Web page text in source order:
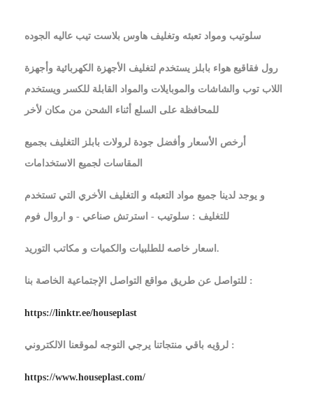
سلوتيب ومواد تعبئه وتغليف هاوس بلاست تيب عاليه الجوده
رول فقاقيع هواء بابلز يستخدم لتغليف الأجهزة الكهربائية وأجهزة
اللاب توب والشاشات والموبايلات والمواد القابلة للكسر ويستخدم
للمحافظة على السلع أثناء الشحن من مكان لأخر
أرخص الأسعار وأفضل جودة لرولات بابلز التغليف بجميع
المقاسات لجميع الاستخدامات
و يوجد لدينا جميع مواد التعبئه و التغليف الأخري التي تستخدم
للتغليف : سلوتيب - استرتش صناعي - و اروال فوم
اسعار خاصه للطلبيات والكميات و مكاتب التوريد.
للتواصل عن طريق مواقع التواصل الإجتماعية الخاصة بنا :
https://linktr.ee/houseplast
لرؤيه باقي منتجاتنا يرجي التوجه لموقعنا الالكتروني :
https://www.houseplast.com/